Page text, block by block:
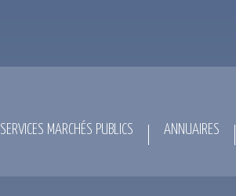
SERVICES MARCHÉS PUBLICS ANNUAIRES